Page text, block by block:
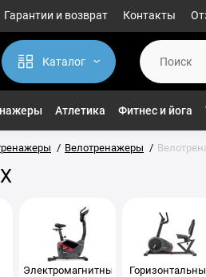
Гарантии и возврат Контакты
Каталог
Атлетика Фитнес и йога
Велотренажеры
Электромагнитные